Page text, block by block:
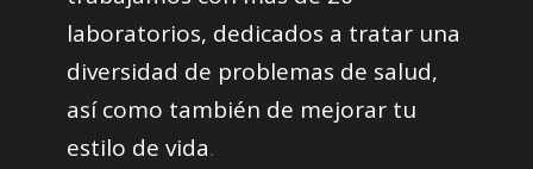
laboratorios, dedicados a tratar una
diversidad de problemas de salud,
así como también de mejorar tu
estilo de vida.